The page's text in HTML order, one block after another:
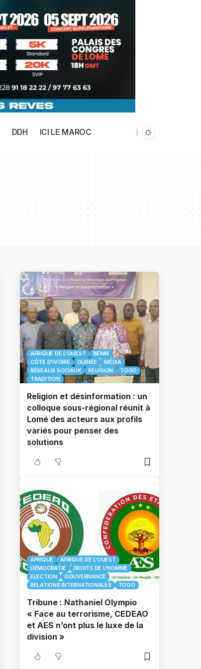
DDH ICI LE MAROC
AFRIQUE DE L'OUEST
BÉNIN
CÔTE D'IVOIRE
GUINÉE
MÉDIA
RÉSEAUX SOCIAUX
RELIGION
TOGO
TRADITION
Religion et désinformation : un
colloque sous-régional réunit à
Lomé des acteurs aux profils
variés pour penser des
solutions
AFRIQUE
AFRIQUE DE L'OUEST
DÉMOCRATIE
DROITS DE L'HOMME
ELECTION
GOUVERNANCE
RELATIONS INTERNATIONALES
TOGO
Tribune : Nathaniel Olympio
« Face au terrorisme, CEDEAO
et AES n’ont plus le luxe de la
division »